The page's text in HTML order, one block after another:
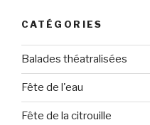
CATÉGORIES
Balades théatralisées
Fête de l'eau
Fête de la citrouille